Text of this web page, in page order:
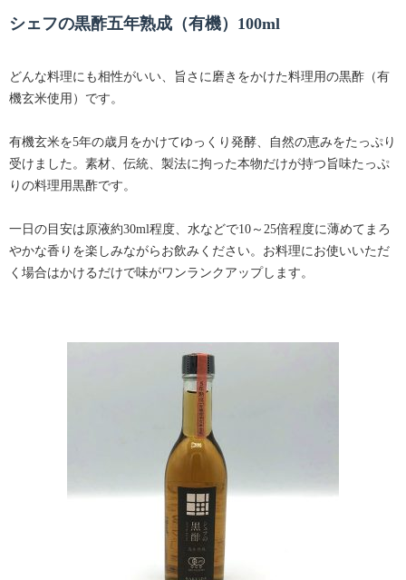
シェフの黒酢五年熟成（有機）100ml
どんな料理にも相性がいい、旨さに磨きをかけた料理用の黒酢（有
機玄米使用）です。
有機玄米を5年の歳月をかけてゆっくり発酵、自然の恵みをたっぷり
受けました。素材、伝統、製法に拘った本物だけが持つ旨味たっぷ
りの料理用黒酢です。
一日の目安は原液約30ml程度、水などで10～25倍程度に薄めてまろ
やかな香りを楽しみながらお飲みください。お料理にお使いいただ
く場合はかけるだけで味がワンランクアップします。